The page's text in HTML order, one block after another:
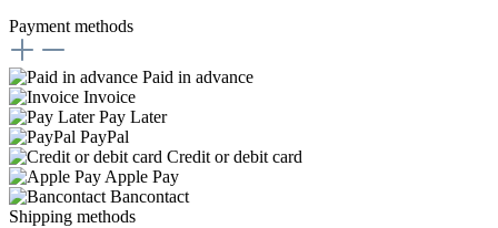
Payment methods
Paid in advance
Invoice
Pay Later
PayPal
Credit or debit card
Apple Pay
Bancontact
Shipping methods